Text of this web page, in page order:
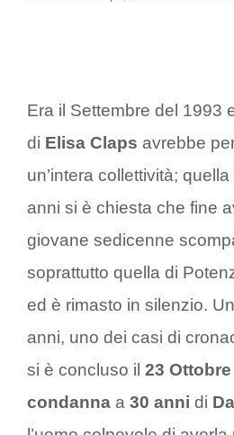
Era il Settembre del 1993
di Elisa Claps avrebbe
un’intera collettività;
anni si è chiesta che fine
giovane sedicenne
soprattutto quella di
ed è rimasto in silenzio.
anni, uno dei casi di
si è concluso il 23
condanna a 30 anni di